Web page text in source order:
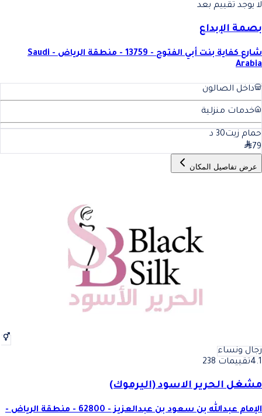
لا يوجد تقييم بعد
بصمة الإبداع
شارع كفاية بنت أبي الفتوح - 13759 - منطقة الرياض - Saudi
Arabia
داخل الصالون
خدمات منزلية
حمام زيت30 د
79
عرض تفاصيل المكان
رجال ونساء
4.1تقييمات 238
مشغل الحرير الاسود (اليرموك)
الإمام عبدالله بن سعود بن عبدالعزيز - 62800 - منطقة الرياض -